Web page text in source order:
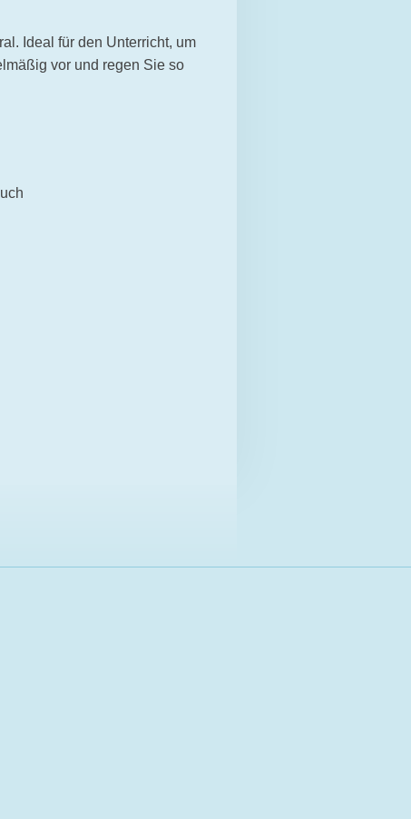
Ideal für den Unterricht, um
vor und regen Sie so